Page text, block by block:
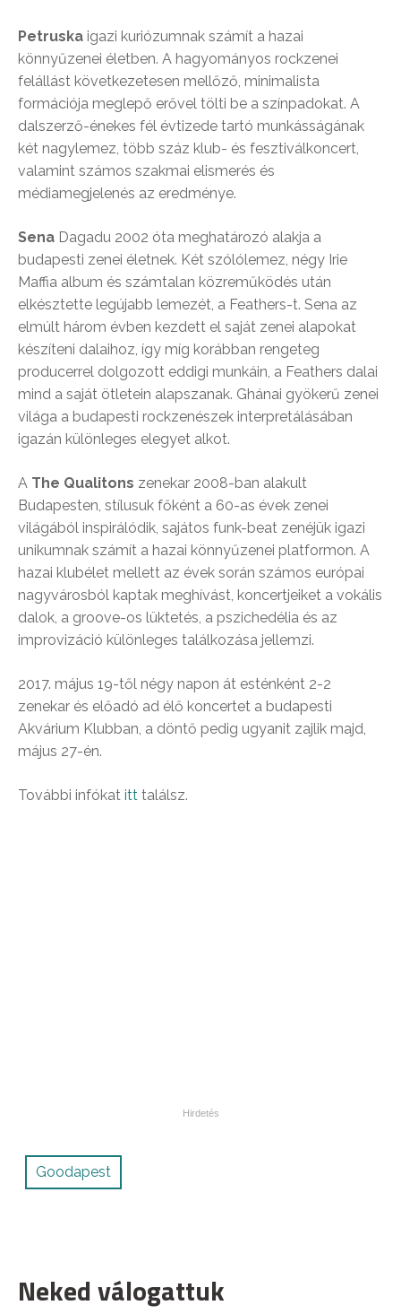
Petruska igazi kuriózumnak számít a hazai
könnyűzenei életben. A hagyományos rockzenei
felállást következetesen mellőző, minimalista
formációja meglepő erővel tölti be a színpadokat. A
dalszerző-énekes fél évtizede tartó munkásságának
két nagylemez, több száz klub- és fesztiválkoncert,
valamint számos szakmai elismerés és
médiamegjelenés az eredménye.
Sena Dagadu 2002 óta meghatározó alakja a
budapesti zenei életnek. Két szólólemez, négy Irie
Maffia album és számtalan közreműködés után
elkésztette legújabb lemezét, a Feathers-t. Sena az
elmúlt három évben kezdett el saját zenei alapokat
készíteni dalaihoz, így míg korábban rengeteg
producerrel dolgozott eddigi munkáin, a Feathers dalai
mind a saját ötletein alapszanak. Ghánai gyökerű zenei
világa a budapesti rockzenészek interpretálásában
igazán különleges elegyet alkot.
A The Qualitons zenekar 2008-ban alakult
Budapesten, stílusuk főként a 60-as évek zenei
világából inspirálódik, sajátos funk-beat zenéjük igazi
unikumnak számít a hazai könnyűzenei platformon. A
hazai klubélet mellett az évek során számos európai
nagyvárosból kaptak meghívást, koncertjeiket a vokális
dalok, a groove-os lüktetés, a pszichedélia és az
improvizáció különleges találkozása jellemzi.
2017. május 19-től négy napon át esténként 2-2
zenekar és előadó ad élő koncertet a budapesti
Akvárium Klubban, a döntő pedig ugyanit zajlik majd,
május 27-én.
További infókat itt találsz.
Goodapest
Neked válogattuk